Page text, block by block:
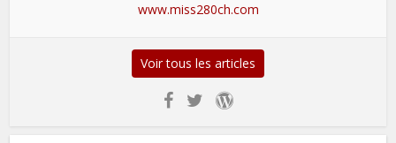
www.miss280ch.com
Voir tous les articles